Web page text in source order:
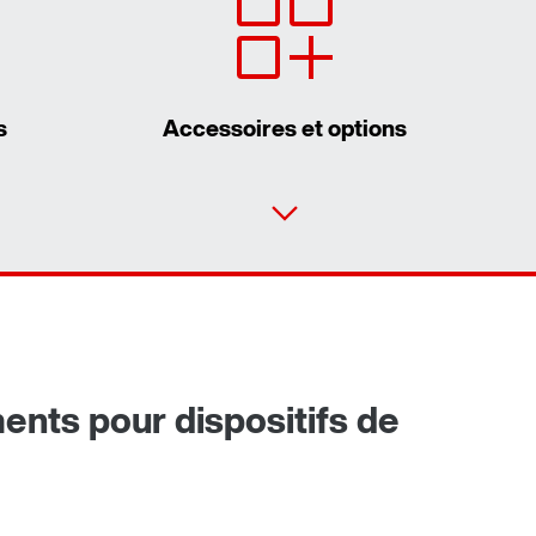
Accessoires et options
Solutions avec réducteurs industriels pour
dispositifs de levage
pour dispositifs de